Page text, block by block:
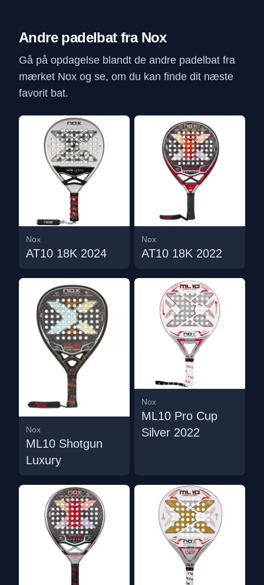
Andre padelbat fra Nox
Gå på opdagelse blandt de andre padelbat fra
mærket Nox og se, om du kan finde dit næste
favorit bat.
Nox
AT10 18K 2024
Nox
AT10 18K 2022
Nox
ML10 Shotgun
Luxury
Nox
ML10 Pro Cup
Silver 2022